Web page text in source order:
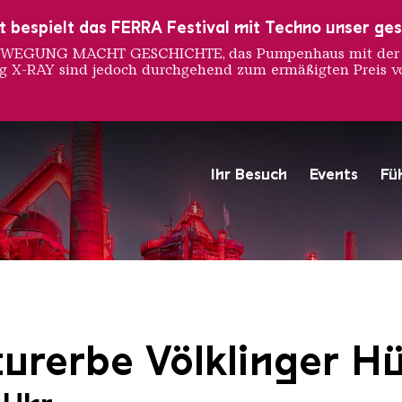
Ihr Besuch Events
Hochofengruppe in Rot
Copyright: Weltkulturerbe
Völklinger
bespielt das FERRA Festival mit Techno unser
MACHT GESCHICHTE, das Pumpenhaus mit
RAY sind jedoch durchgehend zum ermäßigten Preis